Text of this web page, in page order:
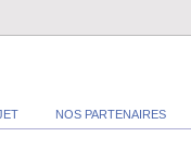
NOS PARTENAIRES